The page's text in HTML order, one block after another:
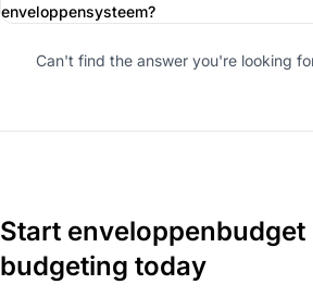
enveloppensysteem?
Can't find the answer you're looking
Start enveloppenbudget
budgeting today